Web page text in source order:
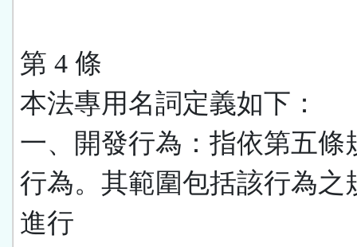
第 4 條
本法專用名詞定義如下：
一、開發行為：指依第五條
行為。其範圍包括該行為之
進行